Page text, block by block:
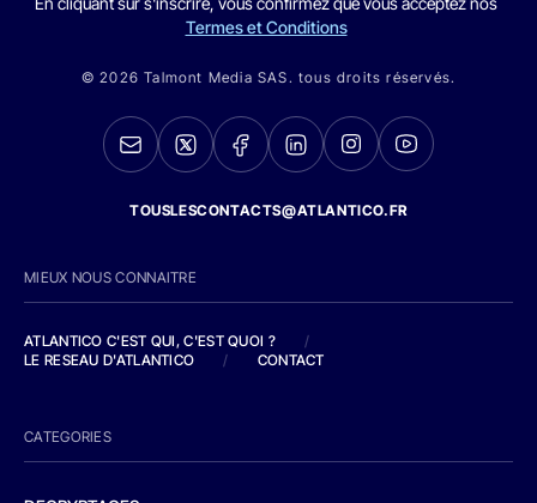
Termes et Conditions
© 2026 Talmont Media SAS. tous droits réservés.
TOUSLESCONTACTS@ATLANTICO.FR
MIEUX NOUS CONNAITRE
ATLANTICO C'EST QUI, C'EST QUOI ?
/
LE RESEAU D'ATLANTICO
/ CONTACT
CATEGORIES